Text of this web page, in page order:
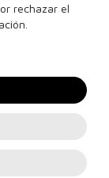
la cesta
rechazar el